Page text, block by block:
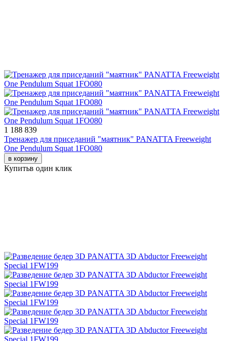
1 188 839
Тренажер для приседаний "маятник" PANATTA Freeweight
One Pendulum Squat 1FO080
в корзину
Купитьв один клик